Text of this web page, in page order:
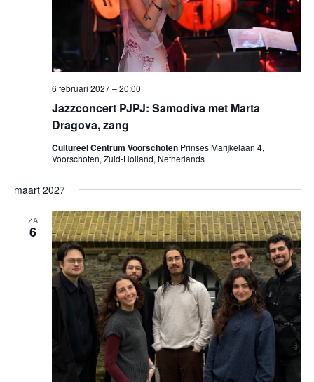
Jazzconcert PJPJ: Samodiva met Marta
Dragova, zang
6 februari 2027 – 20:00
Cultureel Centrum Voorschoten Prinses Marijkelaan 4,
Voorschoten, Zuid-Holland, Netherlands
maart 2027
ZA
6